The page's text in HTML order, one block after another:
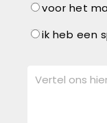
voor het
ik heb een